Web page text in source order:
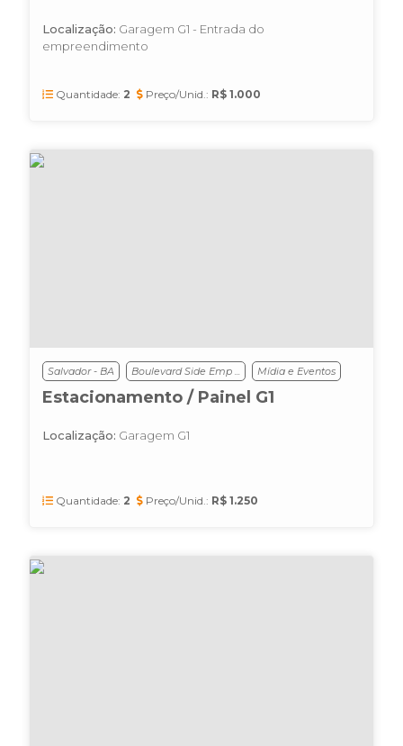
Localização: Garagem G1 - Entrada do
empreendimento
Quantidade: 2 Preço/Unid.: R$ 1.000
Salvador - BA Boulevard Side Emp ... Mídia e Eventos
Estacionamento / Painel G1
Localização: Garagem G1
Quantidade: 2 Preço/Unid.: R$ 1.250